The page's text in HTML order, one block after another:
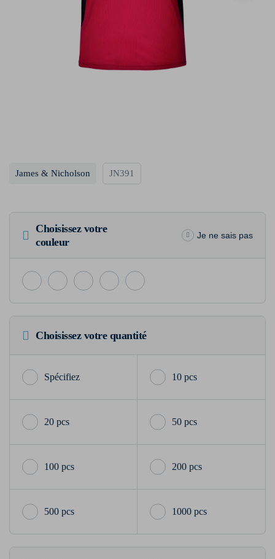
James & Nicholson JN391
Choisissez votre
couleur
Je ne sais pas
Choisissez votre quantité
10 pcs
20 pcs 50 pcs
100 pcs 200 pcs
500 pcs 1000 pcs